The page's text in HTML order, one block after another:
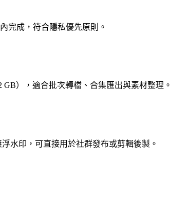
完成，符合隱私優先原則。
），適合批次轉檔、合集匯出與素材整理。
水印，可直接用於社群發布或剪輯後製。